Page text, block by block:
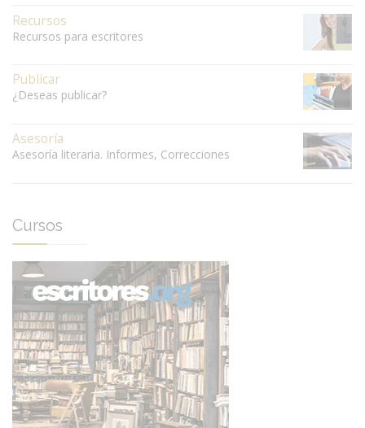
Recursos
Recursos para escritores
Publicar
¿Deseas publicar?
Asesoría
Asesoría literaria. Informes, Correcciones
Cursos